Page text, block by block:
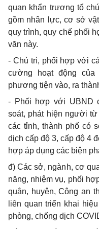
quan khẩn trương tổ
gồm nhân lực, cơ sở
quy trình, quy chế phối
văn này.
- Chủ trì, phối hợp với
cường hoạt động
phương tiện vào, ra
- Phối hợp với UBND
soát, phát hiện người
các tỉnh, thành phố có
dịch cấp độ 3, cấp độ 4
hợp áp dụng các biện
đ) Các sở, ngành, cơ
năng, nhiệm vụ, phối
quận, huyện, Công an
liên quan triển khai
phòng, chống dịch